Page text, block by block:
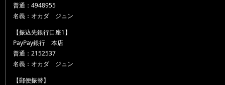
普通：4948955
名義：オカダ ジュン
【振込先銀行口座1】
PayPay銀行 本店
普通：2152537
名義：オカダ ジュン
【郵便振替】